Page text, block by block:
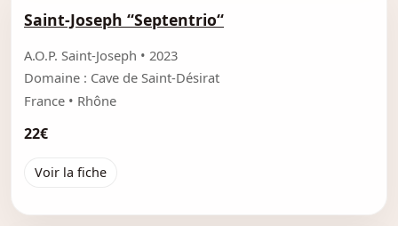
Saint-Joseph “Septentrio“
A.O.P. Saint-Joseph • 2023
Domaine : Cave de Saint-Désirat
France • Rhône
22€
Voir la fiche